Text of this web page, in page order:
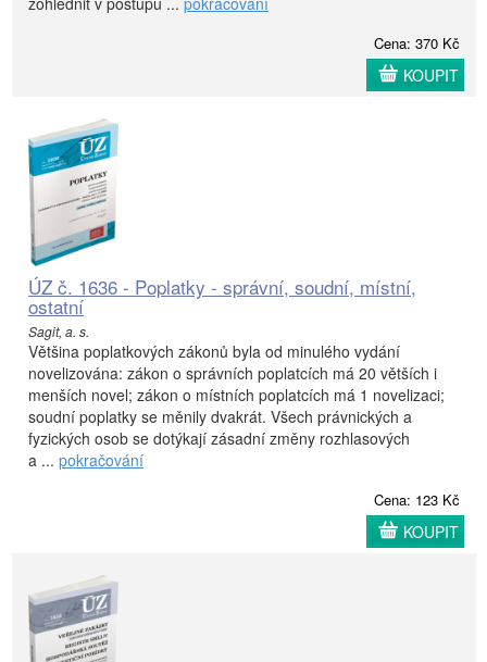
Cena: 370 Kč
KOUPIT
ÚZ č. 1636 - Poplatky - správní, soudní, místní,
ostatní
Sagit, a. s.
Většina poplatkových zákonů byla od minulého vydání
novelizována: zákon o správních poplatcích má 20 větších i
menších novel; zákon o místních poplatcích má 1 novelizaci;
soudní poplatky se měnily dvakrát. Všech právnických a
fyzických osob se dotýkají zásadní změny rozhlasových
a ... pokračování
Cena: 123 Kč
KOUPIT